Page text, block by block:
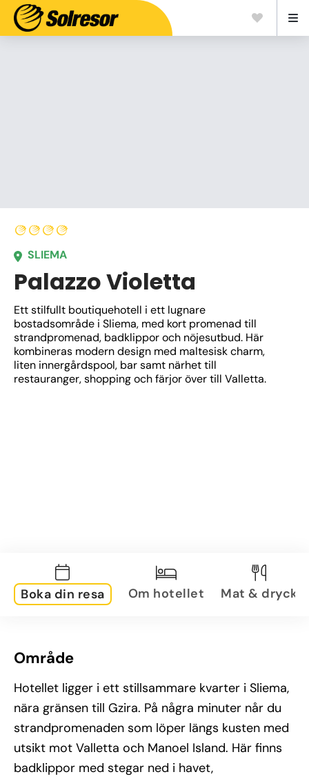
SLIEMA
Palazzo Violetta
Ett stilfullt boutiquehotell i ett lugnare
bostadsområde i Sliema, med kort promenad till
strandpromenad, badklippor och nöjesutbud. Här
kombineras modern design med maltesisk charm,
liten innergårdspool, bar samt närhet till
restauranger, shopping och färjor över till Valletta.
Boka din resa Om hotellet Mat & dryck
Område
Hotellet ligger i ett stillsammare kvarter i Sliema,
nära gränsen till Gzira. På några minuter når du
strandpromenaden som löper längs kusten med
utsikt mot Valletta och Manoel Island. Här finns
badklippor med stegar ned i havet,